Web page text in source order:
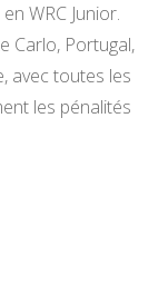
WRC Junior.
Carlo, Portugal,
avec toutes les
les pénalités